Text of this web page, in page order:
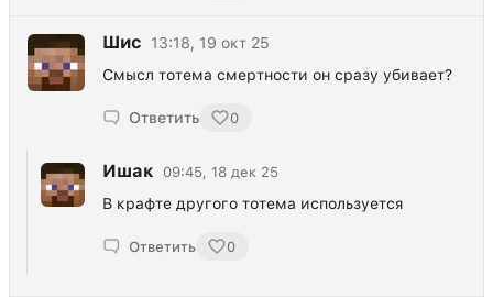
Шис
13:18, 19 окт 25
Смысл тотема смертности он сразу убивает?
Ответить 0
Ишак 09:45, 18 дек 25
В крафте другого тотема используется
Ответить 0